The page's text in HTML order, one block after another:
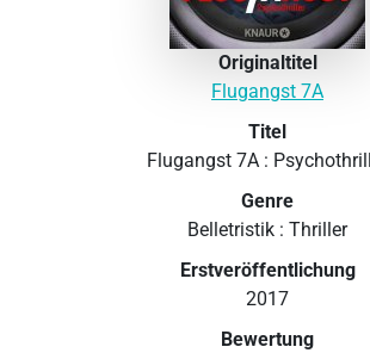
Originaltitel
Flugangst 7A
Titel
Flugangst 7A :
Genre
Belletristik : Thriller
Erstveröffentlichung
2017
Bewertung